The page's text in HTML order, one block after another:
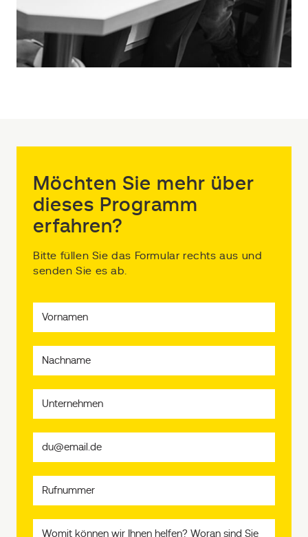
Möchten Sie mehr über
dieses Programm
erfahren?
Bitte füllen Sie das Formular rechts aus und
senden Sie es ab.